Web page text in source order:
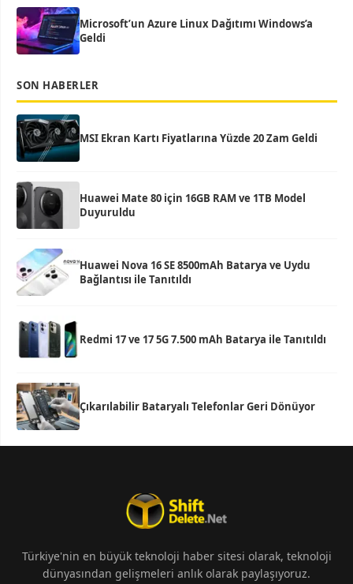
Microsoft’un Azure Linux Dağıtımı Windows’a
Geldi
SON HABERLER
MSI Ekran Kartı Fiyatlarına Yüzde 20 Zam Geldi
Huawei Mate 80 için 16GB RAM ve 1TB Model
Duyuruldu
Huawei Nova 16 SE 8500mAh Batarya ve Uydu
Bağlantısı ile Tanıtıldı
Redmi 17 ve 17 5G 7.500 mAh Batarya ile Tanıtıldı
Çıkarılabilir Bataryalı Telefonlar Geri Dönüyor
Türkiye'nin en büyük teknoloji haber sitesi olarak, teknoloji
dünyasından gelişmeleri anlık olarak paylaşıyoruz.